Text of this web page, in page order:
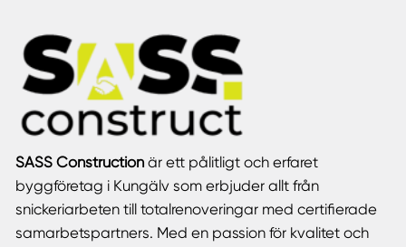
SASS Constructionär ett pålitligt och erfaret
byggföretag i Kungälv som erbjuder allt från
snickeriarbeten till totalrenoveringar med certifierade
samarbetspartners. Med en passion för kvalitet och